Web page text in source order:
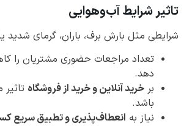
تاثیر شرایط آب‌وهوایی
شرایطی مثل بارش برف، باران، گرمای شدید
تعداد مراجعات حضوری مشتریان را
دهد.
بر خرید آنلاین و خرید از فروشگاه
باشد.
نیاز به انعطاف‌پذیری و تطبیق سریع